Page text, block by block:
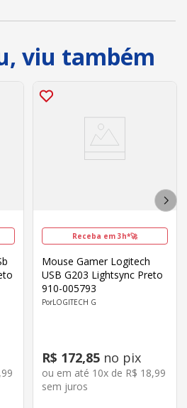
viu também
,99
Receba em 3h*🚀
Mouse Gamer Logitech
USB G203 Lightsync Preto
910-005793
LOGITECH G
R$ 172,85 no pix
ou em até 10x de R$ 18,99
sem juros